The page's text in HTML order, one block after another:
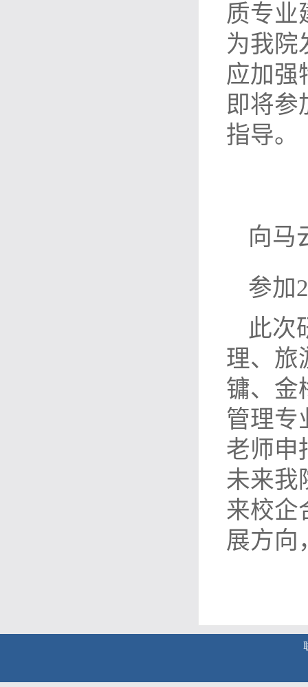
质专业
为我院
应加强
即将参
指导。
向马
参加
此次
理、旅
镛、金
管理专
老师申
未来我
来校企
展方向